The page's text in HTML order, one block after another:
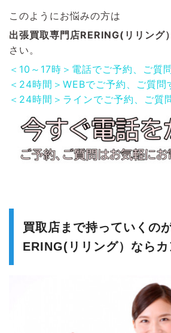
このようにお悩みの方は
出張買取専門店RERING(リリング）
さい。
＜10～17時＞電話でご予約、ご質
＜24時間＞WEBでご予約、ご質問
＜24時間＞ラインでご予約、ご質
買取店まで持っていくの
ERING(リリング）ならカ